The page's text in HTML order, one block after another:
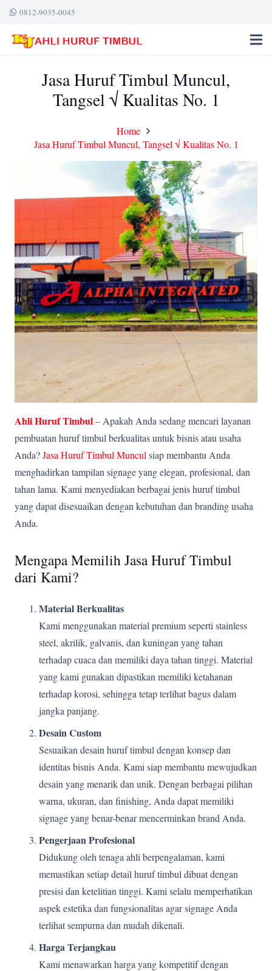
0812-9035-0045
Jasa Huruf Timbul Muncul,
Tangsel √ Kualitas No. 1
Home
Jasa Huruf Timbul Muncul, Tangsel √ Kualitas No. 1
Ahli Huruf Timbul– Apakah Anda sedang mencari layanan
pembuatan huruf timbul berkualitas untuk bisnis atau usaha
Anda?Jasa Huruf Timbul Muncul siap membantu Anda
menghadirkan tampilan signage yang elegan, profesional, dan
tahan lama. Kami menyediakan berbagai jenis huruf timbul
yang dapat disesuaikan dengan kebutuhan dan branding usaha
Anda.
Mengapa Memilih Jasa Huruf Timbul
dari Kami?
Material Berkualitas
Kami menggunakan material premium seperti stainless
steel, akrilik, galvanis, dan kuningan yang tahan
terhadap cuaca dan memiliki daya tahan tinggi. Material
yang kami gunakan dipastikan memiliki ketahanan
terhadap korosi, sehingga tetap terlihat bagus dalam
jangka panjang.
Desain Custom
Sesuaikan desain huruf timbul dengan konsep dan
identitas bisnis Anda. Kami siap membantu mewujudkan
desain yang menarik dan unik. Dengan berbagai pilihan
warna, ukuran, dan finishing, Anda dapat memiliki
signage yang benar-benar mencerminkan brand Anda.
Pengerjaan Profesional
Didukung oleh tenaga ahli berpengalaman, kami
memastikan setiap detail huruf timbul dibuat dengan
presisi dan ketelitian tinggi. Kami selalu memperhatikan
aspek estetika dan fungsionalitas agar signage Anda
terlihat sempurna dan mudah dikenali.
Harga Terjangkau
Kami menawarkan harga yang kompetitif dengan